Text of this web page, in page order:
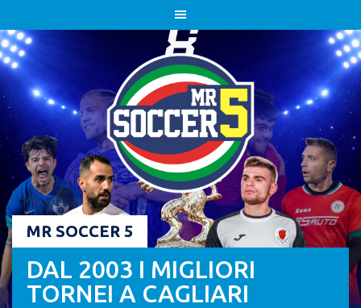
to
content
MR SOCCER 5
DAL 2003 I MIGLIORI
TORNEI A CAGLIARI